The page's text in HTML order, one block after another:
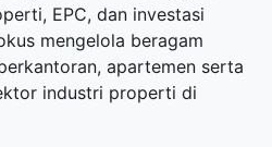
EPC, dan investasi
mengelola beragam
apartemen serta
industri properti di